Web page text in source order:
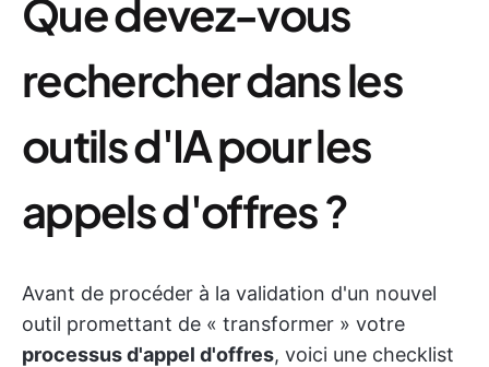
Que devez-vous
rechercher dans les
outils d'IA pour les
appels d'offres ?
Avant de procéder à la validation d'un nouvel
outil promettant de « transformer » votre
processus d'appel d'offres, voici une checklist